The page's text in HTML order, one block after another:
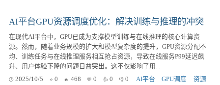
AI平台GPU资源调度优化：解决训练与推理的冲突
在现代AI平台中，GPU已成为支撑模型训练与在线推理的核心计算资
源。然而，随着业务规模的扩大和模型复杂度的提升，GPU资源分配不
均、训练任务与在线推理服务相互抢占资源，导致在线服务P99延迟飙
升、用户体验下降的问题日益突出。这不仅影响了用...
2025/10/5
0 468 0 0 0 AI平台 GPU调度
资源